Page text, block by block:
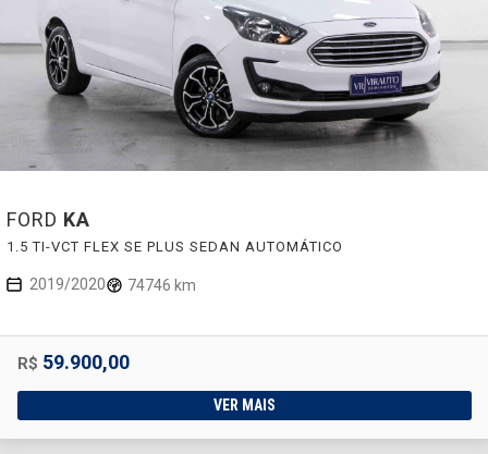
FORD KA
1.5 TI-VCT FLEX SE PLUS SEDAN AUTOMÁTICO
2019/2020 74746 km
R$ 59.900,00
VER MAIS